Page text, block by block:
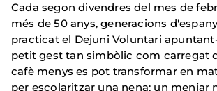
Cada segon divendres del mes de
més de 50 anys, generacions
practicat el Dejuni Voluntari
petit gest tan simbòlic com carregat
cafè menys es pot transformar en
per escolaritzar una nena; un menjar